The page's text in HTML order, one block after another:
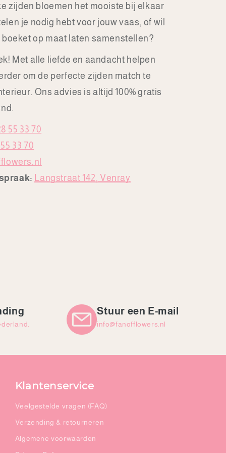
dus voor
anderen!
zijden bloemen het mooiste bij elkaar
je nodig hebt voor jouw vaas, of wil
op maat laten samenstellen?
Met alle liefde en aandacht helpen
om de perfecte zijden match te
Ons advies is altijd 100% gratis
55 33 70
33 70
Langstraat 142, Venray
Stuur een E-mail
info@fanofflowers.nl
Klantenservice
Veelgestelde vragen (FAQ)
Verzending & retourneren
Algemene voorwaarden